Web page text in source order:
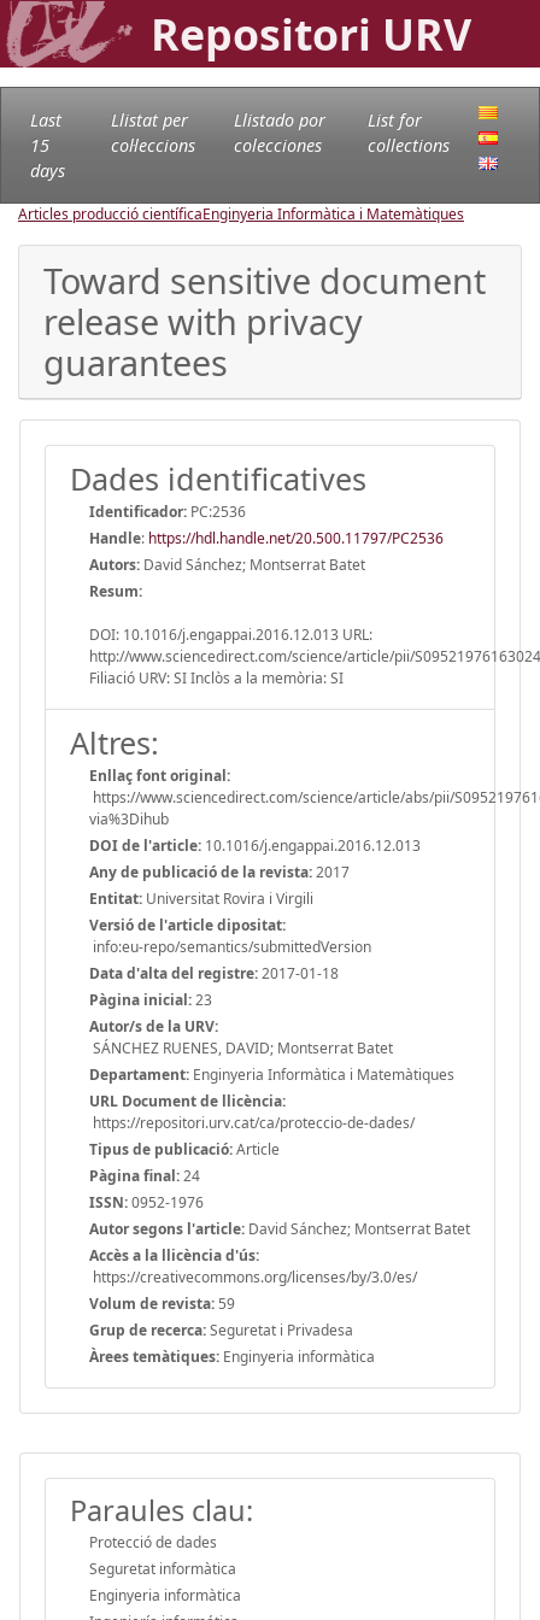
Repositori URV
Last
15
days
Llistat per
col·leccions
Llistado por
colecciones
List for
collections
Articles producció científicaEnginyeria Informàtica i Matemàtiques
Toward sensitive document
release with privacy
guarantees
Dades identificatives
Identificador: PC:2536
Handle: https://hdl.handle.net/20.500.11797/PC2536
Autors: David Sánchez; Montserrat Batet
Resum:
DOI: 10.1016/j.engappai.2016.12.013 URL:
http://www.sciencedirect.com/science/article/pii/
Filiació URV: SI Inclòs a la memòria: SI
Altres:
Enllaç font original:
https://www.sciencedirect.com/science/article/abs/pii/
via%3Dihub
DOI de l'article: 10.1016/j.engappai.2016.12.013
Any de publicació de la revista:2017
Entitat: Universitat Rovira i Virgili
Versió de l'article dipositat:
info:eu-repo/semantics/submittedVersion
Data d'alta del registre:2017-01-18
Pàgina inicial:23
Autor/s de la URV:
SÁNCHEZ RUENES, DAVID; Montserrat Batet
Departament: Enginyeria Informàtica i Matemàtiques
URL Document de llicència:
https://repositori.urv.cat/ca/proteccio-de-dades/
Tipus de publicació:Article
Pàgina final:24
ISSN:0952-1976
Autor segons l'article: David Sánchez; Montserrat Batet
Accès a la llicència d'ús:
https://creativecommons.org/licenses/by/3.0/es/
Volum de revista: 59
Grup de recerca:Seguretat i Privadesa
Àrees temàtiques: Enginyeria informàtica
Paraules clau:
Protecció de dades
Seguretat informàtica
Enginyeria informàtica